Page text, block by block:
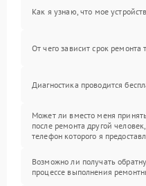
Как я узнаю, что мое
От чего зависит срок ремонта
Диагностика проводится
Может ли вместо меня
после ремонта другой
телефон которого я
Возможно ли получать
процессе выполнения